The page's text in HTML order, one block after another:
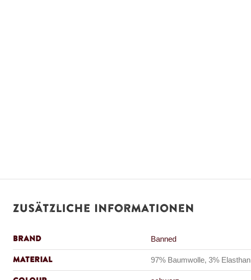
Zusätzliche Informationen
Brand Banned
Material 97% Baumwolle, 3% Elasthan